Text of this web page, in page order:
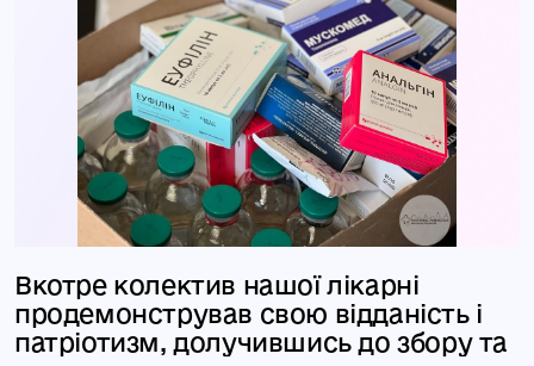
Вкотре колектив нашої лікарні
продемонстрував свою відданість і
патріотизм, долучившись до збору та